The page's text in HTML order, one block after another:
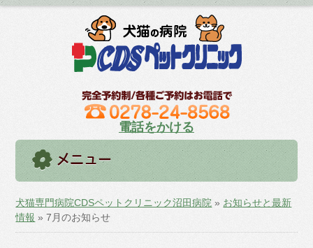
電話をかける
犬猫専門病院CDSペットクリニック沼田病院 » お知らせと最新
情報 » 7月のお知らせ